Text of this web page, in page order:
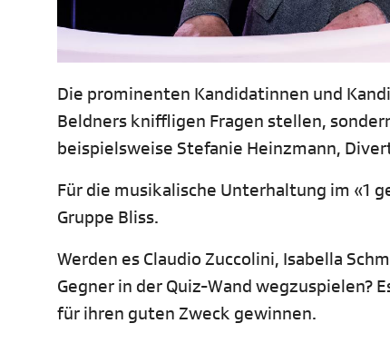
Die prominenten Kandidatinnen und
Beldners kniffligen Fragen stellen,
beispielsweise Stefanie Heinzmann,
Für die musikalische Unterhaltung im «1
Gruppe Bliss.
Werden es Claudio Zuccolini, Isabella
Gegner in der Quiz-Wand wegzuspielen?
für ihren guten Zweck gewinnen.